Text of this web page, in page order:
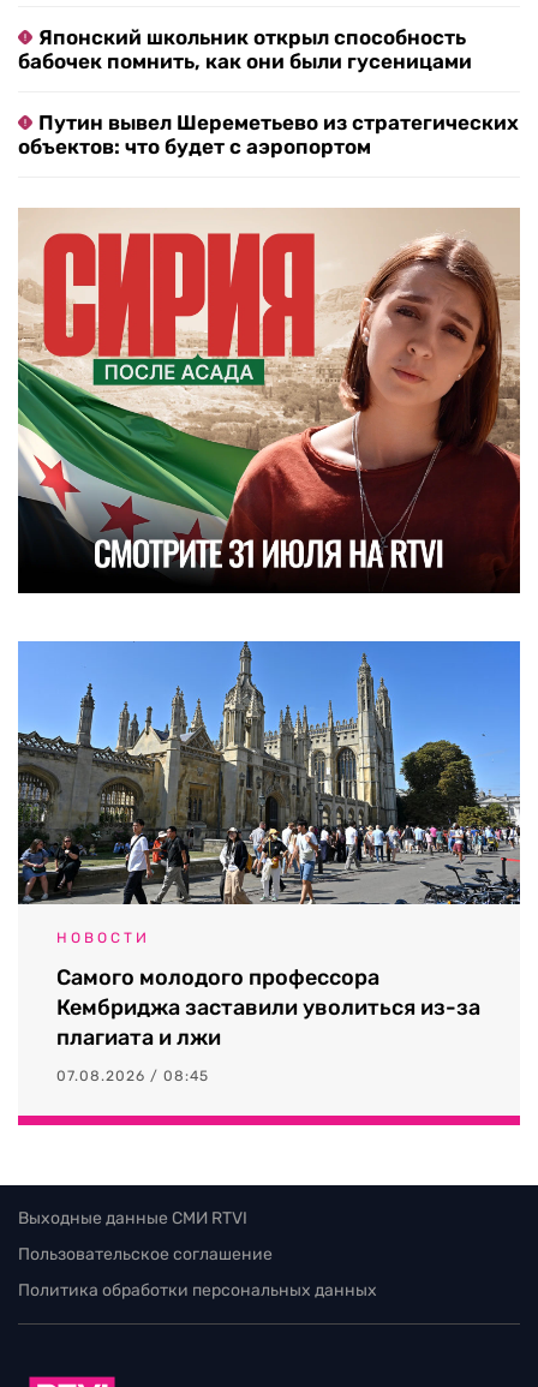
Японский школьник открыл способность
бабочек помнить, как они были гусеницами
Путин вывел Шереметьево из стратегических
объектов: что будет с аэропортом
НОВОСТИ
Самого молодого профессора
Кембриджа заставили уволиться из-за
плагиата и лжи
07.08.2026 / 08:45
Выходные данные СМИ RTVI
Пользовательское соглашение
Политика обработки персональных данных